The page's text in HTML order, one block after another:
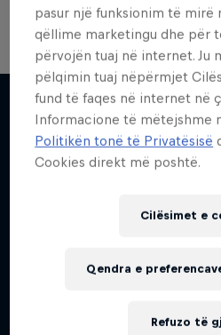
Më shumë si kjo
pasur një funksionim të mirë
qëllime marketingu dhe për
përvojën tuaj në internet. Ju
pëlqimin tuaj nëpërmjet
fund të faqes në internet në
Informacione të mëtejshme
Politikën tonë të Privatësisë
Cookies direkt më poshtë.
Cilësimet e
Refuzo të
Qendra e